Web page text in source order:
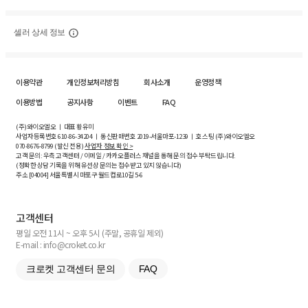
셀러 상세 정보
이용약관 개인정보처리방침 회사소개
운영정책
이용방법
공지사항 이벤트 FAQ
(주)와이오엘오 ㅣ 대표 황유미
사업자등록번호610-86-34204ㅣ 통신판매번호 2019-서울마포-1239 ㅣ 호스팅 (주)와이오엘오
070-8676-8799 (발신 전용)사업자 정보 확인 >
고객 문의: 우측 고객센터 / 이메일 / 카카오플러스 채널을 통해 문의 접수 부탁드립니다.
(정확한 상담 기록을 위해 유선상 문의는 접수받고 있지 않습니다)
주소 [04004] 서울특별시 마포구 월드컵로10길5-6
고객센터
평일 오전 11시 ~ 오후 5시 (주말, 공휴일 제외)
E-mail : info@croket.co.kr
크로켓 고객센터 문의 FAQ